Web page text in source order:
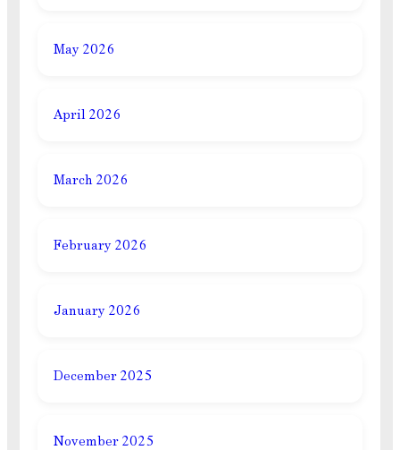
May 2026
April 2026
March 2026
February 2026
January 2026
December 2025
November 2025